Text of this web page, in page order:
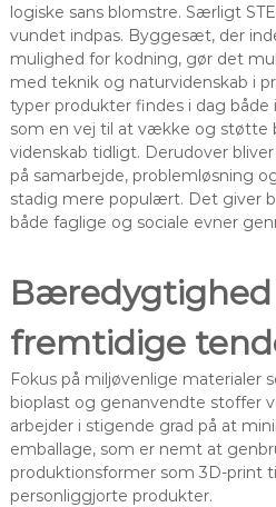
logiske sans blomstre. Særligt
vundet indpas. Byggesæt, der
mulighed for kodning, gør det
med teknik og naturvidenskab i
typer produkter findes i dag både
som en vej til at vække og støtte
videnskab tidligt. Derudover
på samarbejde, problemløsning
stadig mere populært. Det giver
både faglige og sociale evner
Bæredygtighed
fremtidige
Fokus på miljøvenlige materialer
bioplast og genanvendte stoffer
arbejder i stigende grad på at
emballage, som er nemt at
produktionsformer som 3D-print
personliggjorte produkter.